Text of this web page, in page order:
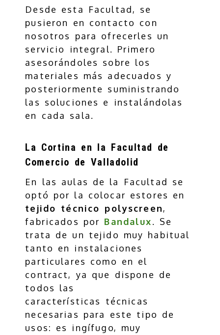
Desde esta Facultad, se
pusieron en contacto con
nosotros para ofrecerles un
servicio integral. Primero
asesorándoles sobre los
materiales más adecuados y
posteriormente suministrando
las soluciones e instalándolas
en cada sala.
La Cortina en la Facultad de
Comercio de Valladolid
En las aulas de la Facultad se
optó por la colocar estores en
tejido técnico polyscreen,
fabricados por Bandalux. Se
trata de un tejido muy habitual
tanto en instalaciones
particulares como en el
contract, ya que dispone de
todos las
características técnicas
necesarias para este tipo de
usos: es ingífugo, muy